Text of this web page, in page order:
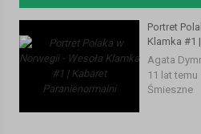
Sprawdź nas na FB:
https://www.facebook.com/tvppl
Strona TVP (całe odcinki i wydania
Portret
Klamka #1
Agata
11 lat temu
Śmieszne